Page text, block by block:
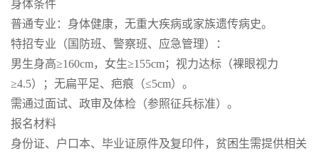
身体条件
普通专业：身体健康，无重大疾病或家族遗传病史。
特招专业（国防班、警察班、应急管理）：
男生身高≥160cm，女生≥155cm；视力达标（裸眼视力
≥4.5）；无扁平足、疤痕（≤5cm）。
需通过面试、政审及体检（参照征兵标准）。
报名材料
身份证、户口本、毕业证原件及复印件，贫困生需提供相关